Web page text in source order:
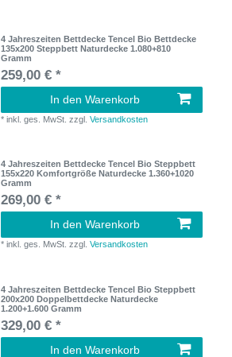
4 Jahreszeiten Bettdecke Tencel Bio Bettdecke
135x200 Steppbett Naturdecke 1.080+810
Gramm
259,00 € *
In den Warenkorb
*inkl. ges. MwSt. zzgl.Versandkosten
4 Jahreszeiten Bettdecke Tencel Bio Steppbett
155x220 Komfortgröße Naturdecke 1.360+1020
Gramm
269,00 € *
In den Warenkorb
*inkl. ges. MwSt. zzgl.Versandkosten
4 Jahreszeiten Bettdecke Tencel Bio Steppbett
200x200 Doppelbettdecke Naturdecke
1.200+1.600 Gramm
329,00 € *
In den Warenkorb